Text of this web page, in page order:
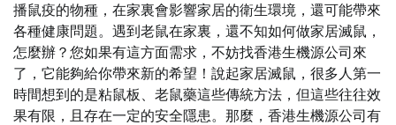
播鼠疫的物種，在家裏會影響家居的衛生環境，還可能帶來
各種健康問題。遇到老鼠在家裏，還不知如何做家居滅鼠，
怎麼辦？您如果有這方面需求，不妨找香港生機源公司來
了，它能夠給你帶來新的希望！說起家居滅鼠，很多人第一
時間想到的是粘鼠板、老鼠藥這些傳統方法，但這些往往效
果有限，且存在一定的安全隱患。那麼，香港生機源公司有